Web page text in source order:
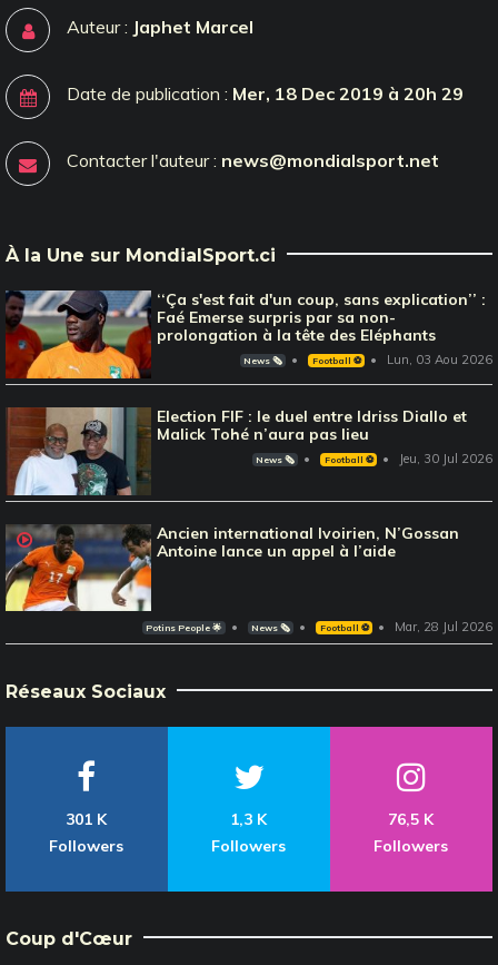
Auteur : Japhet Marcel
Date de publication : Mer, 18 Dec 2019 à 20h 29
Contacter l'auteur : news@mondialsport.net
À la Une sur MondialSport.ci
‘‘Ça s'est fait d'un coup, sans explication’’ :
Faé Emerse surpris par sa non-
prolongation à la tête des Eléphants
News 🗞️ Football ⚽️ Lun, 03 Aou 2026
Election FIF : le duel entre Idriss Diallo et
Malick Tohé n’aura pas lieu
News 🗞️ Football ⚽️ Jeu, 30 Jul 2026
Ancien international Ivoirien, N’Gossan
Antoine lance un appel à l’aide
Potins People 🌟 News 🗞️ Football ⚽️ Mar, 28 Jul 2026
Réseaux Sociaux
301 K
Followers
1,3 K
Followers
76,5 K
Followers
Coup d'Cœur